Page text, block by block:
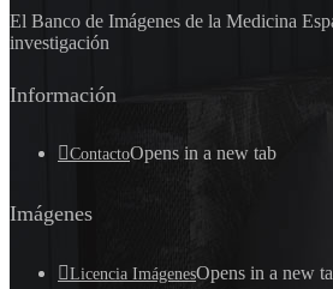
El Banco de Imágenes de la Medicina
investigación
Información
ContactoOpens in a new tab
Imágenes
Licencia ImágenesOpens in a new